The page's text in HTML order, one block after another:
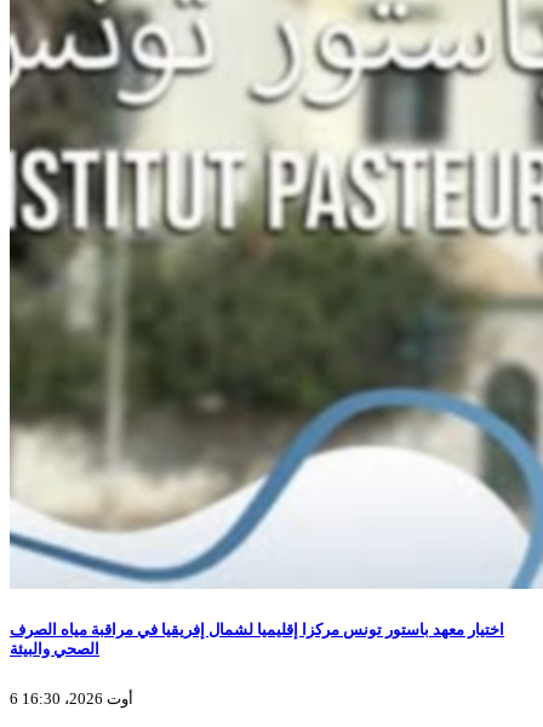
اختيار معهد باستور تونس مركزا إقليميا لشمال إفريقيا في مراقبة مياه الصرف
الصحي والبيئة
6 أوت 2026، 16:30